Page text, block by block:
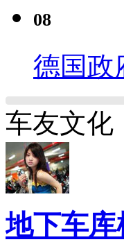
08
德国政
车友文化
地下车库